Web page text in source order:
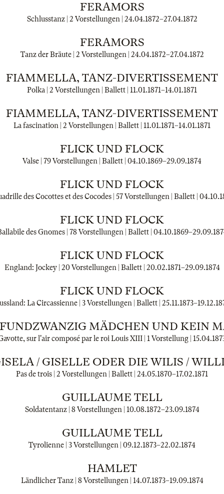
FERAMORS
Schlusstanz | 2 Vorstellungen | 24.04.1872–27.04.1872
FERAMORS
Tanz der Bräute | 2 Vorstellungen | 24.04.1872–27.04.1872
FIAMMELLA, TANZ-DIVERTISSEMENT
Polka | 2 Vorstellungen | Ballett | 11.01.1871–14.01.1871
FIAMMELLA, TANZ-DIVERTISSEMENT
La fascination | 2 Vorstellungen | Ballett | 11.01.1871–14.01.1871
FLICK UND FLOCK
Valse | 79 Vorstellungen | Ballett | 04.10.1869–29.09.1874
FLICK UND FLOCK
des Cocottes et des Cocodes | 57 Vorstellungen | Ballett |
FLICK UND FLOCK
des Gnomes | 78 Vorstellungen | Ballett | 04.10.1869–
FLICK UND FLOCK
England: Jockey | 20 Vorstellungen | Ballett | 20.02.1871–29.09.1874
FLICK UND FLOCK
La Circassienne | 3 Vorstellungen | Ballett | 25.11.1873–
MÄDCHEN UND KEIN
sur l'air composé par le roi Louis XIII | 1 Vorstellung |
/ GISELLE ODER DIE WILIS /
Pas de trois | 2 Vorstellungen | Ballett | 24.05.1870–17.02.1871
GUILLAUME TELL
Soldatentanz | 8 Vorstellungen | 10.08.1872–23.09.1874
GUILLAUME TELL
Tyrolienne | 3 Vorstellungen | 09.12.1873–22.02.1874
HAMLET
Ländlicher Tanz | 8 Vorstellungen | 14.07.1873–19.09.1874